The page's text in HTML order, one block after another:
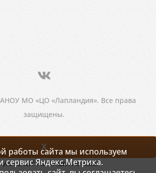
МО «ЦО «Лапландия». Все права
защищены.
работы сайта мы используем
сервис Яндекс.Метрика.
X
Напишите нам!